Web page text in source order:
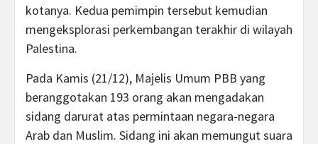
kotanya. Kedua pemimpin tersebut kemudian
mengeksplorasi perkembangan terakhir di wilayah
Palestina.
Pada Kamis (21/12), Majelis Umum PBB yang
beranggotakan 193 orang akan mengadakan
sidang darurat atas permintaan negara-negara
Arab dan Muslim. Sidang ini akan memungut suara